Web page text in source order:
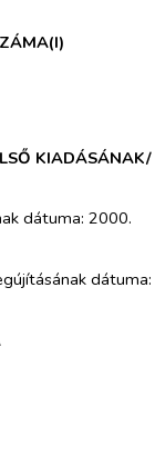
KIADÁSÁNAK/
dátuma: 2000.
dátuma: